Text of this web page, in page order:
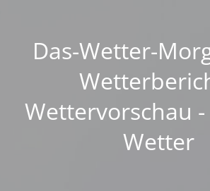
Das-Wetter-
Wettervorschau -
Wetter